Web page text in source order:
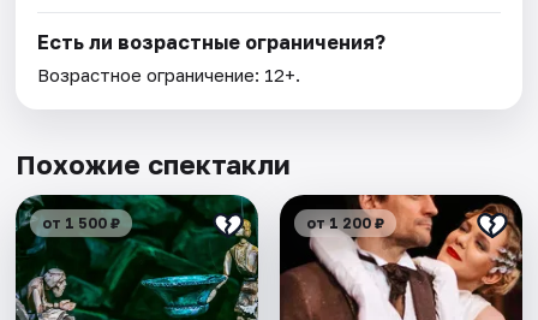
Есть ли возрастные ограничения?
Возрастное ограничение: 12+.
Похожие спектакли
от 1 500 ₽ от 1 200 ₽